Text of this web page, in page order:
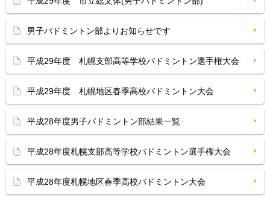
男子バドミントン部よりお知らせです
平成29年度 札幌支部高等学校バドミントン選手権大会
平成29年度 札幌地区春季高校バドミントン大会
平成28年度男子バドミントン部結果一覧
平成28年度札幌支部高等学校バドミントン選手権大会
平成28年度札幌地区春季高校バドミントン大会